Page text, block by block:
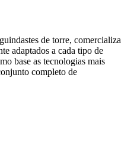
de torre, comercializa
adaptados a cada tipo de
base as tecnologias mais
completo de